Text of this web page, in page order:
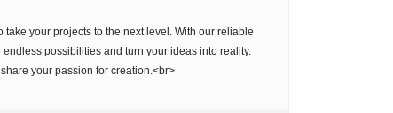
your projects to the next level. With our reliable
possibilities and turn your ideas into reality.
your passion for creation.<br>